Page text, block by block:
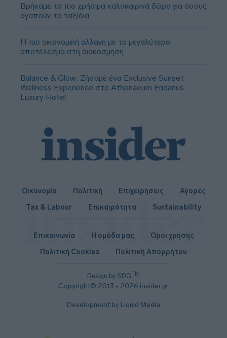
Βρήκαμε τα πιο χρήσιμα καλοκαιρινά δώρα για όσους
αγαπούν τα ταξίδια
Η πιο οικονομική αλλαγή με το μεγαλύτερο
αποτέλεσμα στη διακόσμηση
Balance & Glow: Ζήσαμε ένα Exclusive Sunset
Wellness Experience στο Athenaeum Eridanus
Luxury Hotel
Οικονομία Πολιτική Επιχειρήσεις
Αγορές
Tax & Labour
Επικαιρότητα Sustainability
Design by SDGTM
Copyright© 2013 - 2026 insider.gr
Επικοινωνία Η ομάδα μας
Όροι χρήσης
Πολιτική Cookies
Πολιτική Απορρήτου
Development by Liquid Media